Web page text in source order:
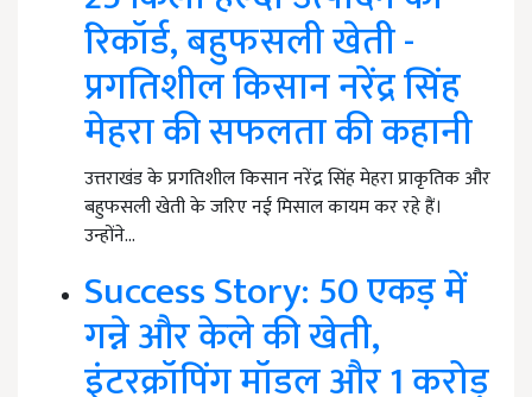
रिकॉर्ड, बहुफसली खेती -
प्रगतिशील किसान नरेंद्र सिंह
मेहरा की सफलता की कहानी
उत्तराखंड के प्रगतिशील किसान नरेंद्र सिंह मेहरा प्राकृतिक और
बहुफसली खेती के जरिए नई मिसाल कायम कर रहे हैं।
उन्होंने…
Success Story: 50 एकड़ में
गन्ने और केले की खेती,
इंटरक्रॉपिंग मॉडल और 1 करोड़